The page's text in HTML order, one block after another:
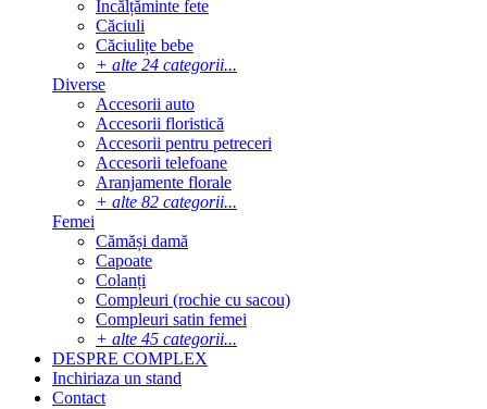
Încălțăminte fete
Căciuli
Căciulițe bebe
+ alte 24 categorii...
Diverse
Accesorii auto
Accesorii floristică
Accesorii pentru petreceri
Accesorii telefoane
Aranjamente florale
+ alte 82 categorii...
Femei
Cămăși damă
Capoate
Colanți
Compleuri (rochie cu sacou)
Compleuri satin femei
+ alte 45 categorii...
DESPRE COMPLEX
Inchiriaza un stand
Contact